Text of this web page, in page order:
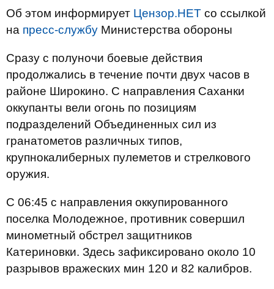
Об этом информирует Цензор.НЕТ со ссылкой
на пресс-службу Министерства обороны
Сразу с полуночи боевые действия
продолжались в течение почти двух часов в
районе Широкино. С направления Саханки
оккупанты вели огонь по позициям
подразделений Объединенных сил из
гранатометов различных типов,
крупнокалиберных пулеметов и стрелкового
оружия.
С 06:45 с направления оккупированного
поселка Молодежное, противник совершил
минометный обстрел защитников
Катериновки. Здесь зафиксировано около 10
разрывов вражеских мин 120 и 82 калибров.